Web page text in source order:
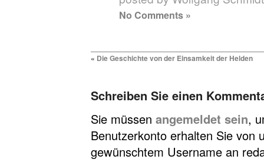
No Comments »
« Die Geschichte von der Einsamkeit der Helden
Schreiben Sie einen
Sie müssen angemeldet sein,
Benutzerkonto erhalten Sie von
gewünschtem Username an